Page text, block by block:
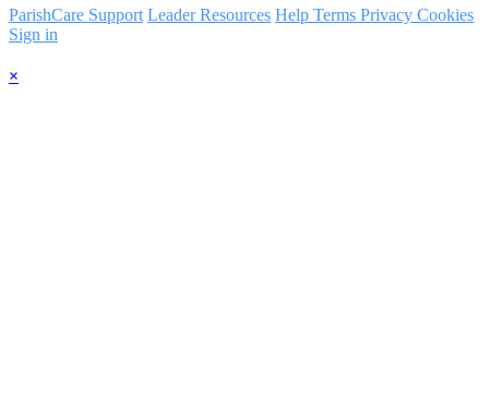
ParishCare Support Leader Resources Help Terms Privacy Cookies
Sign in
×